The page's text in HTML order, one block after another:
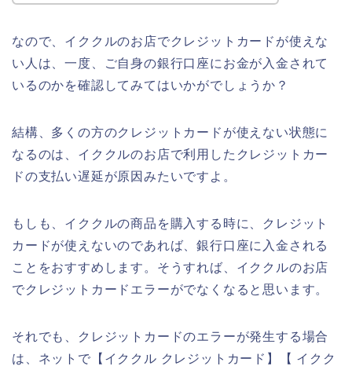
なので、イククルのお店でクレジットカードが使えな
い人は、一度、ご自身の銀行口座にお金が入金されて
いるのかを確認してみてはいかがでしょうか？
結構、多くの方のクレジットカードが使えない状態に
なるのは、イククルのお店で利用したクレジットカー
ドの支払い遅延が原因みたいですよ。
もしも、イククルの商品を購入する時に、クレジット
カードが使えないのであれば、銀行口座に入金される
ことをおすすめします。そうすれば、イククルのお店
でクレジットカードエラーがでなくなると思います。
それでも、クレジットカードのエラーが発生する場合
は、ネットで【イククル クレジットカード】【 イクク